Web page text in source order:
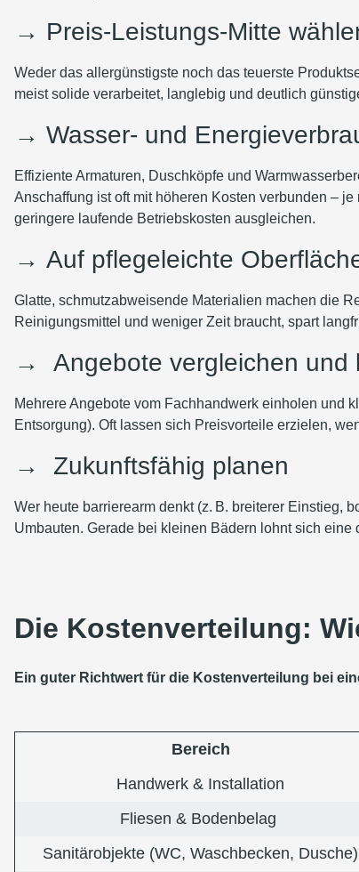
→ Preis-Leistungs-Mitte
Weder das allergünstigste noch das teuerste
meist solide verarbeitet, langlebig und deutlich
→ Wasser- und
Effiziente Armaturen, Duschköpfe und
Anschaffung ist oft mit höheren Kosten verbunden –
geringere laufende Betriebskosten ausgleichen.
→ Auf pflegeleichte
Glatte, schmutzabweisende Materialien machen die
Reinigungsmittel und weniger Zeit braucht, spart
→ Angebote vergleichen und
Mehrere Angebote vom Fachhandwerk einholen und
Entsorgung). Oft lassen sich Preisvorteile erzielen,
→ Zukunftsfähig planen
Wer heute barrierearm denkt (z. B. breiterer Einstieg,
Umbauten. Gerade bei kleinen Bädern lohnt sich eine
Die Kostenverteilung:
Ein guter Richtwert für die Kostenverteilung bei
Bereich
Handwerk & Installation
Fliesen & Bodenbelag
Sanitärobjekte (WC, Waschbecken, Dusche)